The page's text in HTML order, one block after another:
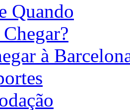
Quando
à